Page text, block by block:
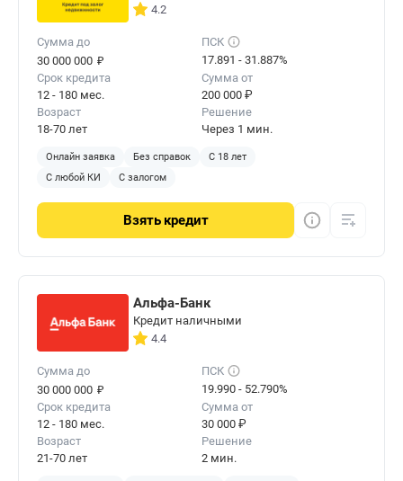
4.2
Сумма до
30 000 000 ₽
ПСК
17.891 - 31.887%
Срок кредита
12 - 180 мес.
Сумма от
200 000 ₽
Возраст
18-70 лет
Решение
Через 1 мин.
Онлайн заявка Без справок
С 18 лет
С любой КИ
С залогом
Взять кредит
Альфа-Банк
Кредит наличными
4.4
Сумма до
30 000 000 ₽
ПСК
19.990 - 52.790%
Срок кредита
12 - 180 мес.
Сумма от
30 000 ₽
Возраст
21-70 лет
Решение
2 мин.